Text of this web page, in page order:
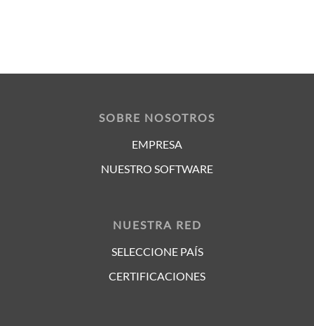
SOBRE NOSOTROS
EMPRESA
NUESTRO SOFTWARE
NUESTRA RED
SELECCIONE PAÍS
CERTIFICACIONES